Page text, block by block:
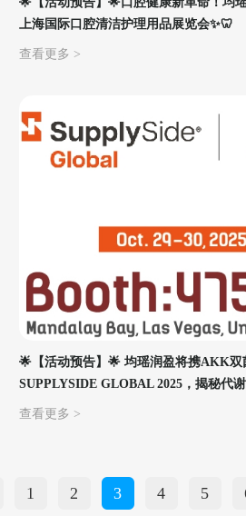
上海国际口腔清洁护理用品展览会✨🦷
查看更多 >
🌟【活动预告】🌟 均瑶润盈将携AKK双
SUPPLYSIDE GLOBAL 2025，揭秘代
查看更多 >
1 2 3 4 5